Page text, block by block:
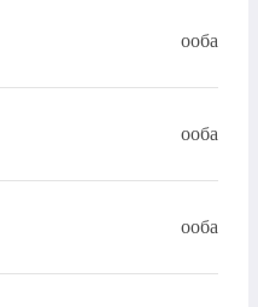
ооба
ооба
ооба